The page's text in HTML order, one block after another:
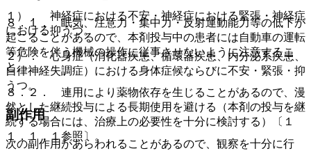
８．１． 眠気、注意力・集中力・反射運動能力等の低下が
起こることがあるので、本剤投与中の患者には自動車の運転
等危険を伴う機械の操作に従事させないように注意するこ
と。
８．２． 連用により薬物依存を生じることがあるので、漫
然とした継続投与による長期使用を避ける（本剤の投与を継
続する場合には、治療上の必要性を十分に検討する）〔１
１．１．１参照〕。
１）． 神経症における不安・神経症における緊張・神経症
における抑うつ。
２）． 心身症（消化器疾患、循環器疾患、内分泌系疾患、
自律神経失調症）における身体症候ならびに不安・緊張・抑
うつ。
副作用
次の副作用があらわれることがあるので、観察を十分に行